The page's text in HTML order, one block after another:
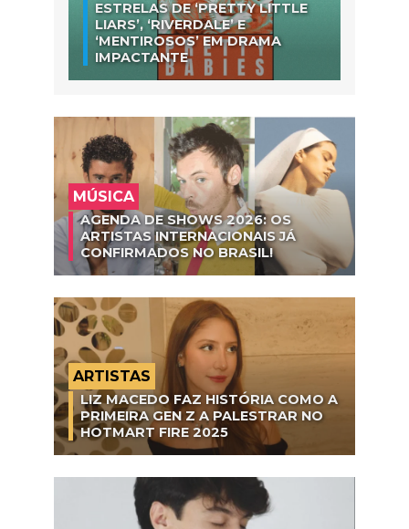
ESTRELAS DE ‘PRETTY LITTLE
LIARS’, ‘RIVERDALE’ E
‘MENTIROSOS’ EM DRAMA
IMPACTANTE
MÚSICA
AGENDA DE SHOWS 2026: OS
ARTISTAS INTERNACIONAIS JÁ
CONFIRMADOS NO BRASIL!
ARTISTAS
LIZ MACEDO FAZ HISTÓRIA COMO A
PRIMEIRA GEN Z A PALESTRAR NO
HOTMART FIRE 2025